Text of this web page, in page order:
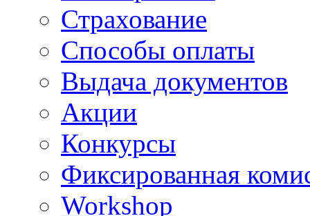
Страхование
Способы оплаты
Выдача документов
Акции
Конкурсы
Фиксированная
Workshop